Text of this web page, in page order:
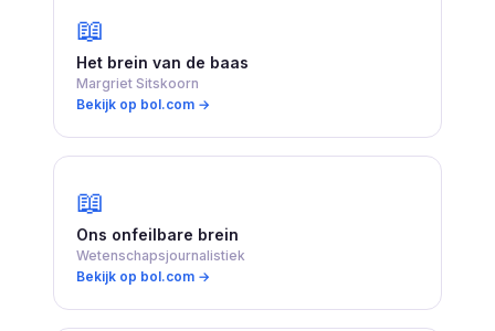
📖
Het brein van de baas
Margriet Sitskoorn
Bekijk op bol.com →
📖
Ons onfeilbare brein
Wetenschapsjournalistiek
Bekijk op bol.com →